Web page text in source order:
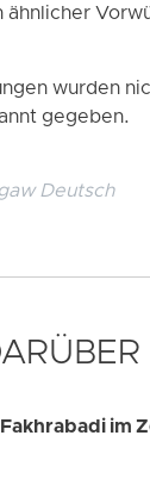
ähnlicher
wurden
gegeben.
Deutsch
im